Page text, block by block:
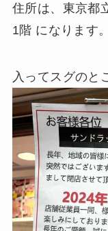
住所は、東京都
1階 になります。
入ってスグのと